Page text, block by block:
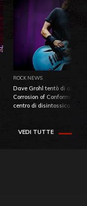
ROCK NEWS
Dave Grohl tentò di
Corrosion of Conformity
centro di
VEDI TUTTE